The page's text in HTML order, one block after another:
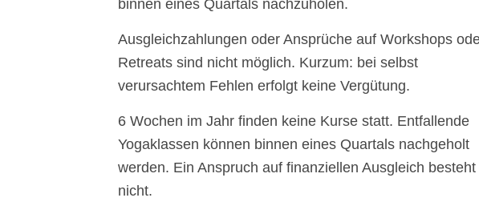
binnen eines Quartals nachzuholen.
Ausgleichzahlungen oder Ansprüche auf Workshops
Retreats sind nicht möglich. Kurzum: bei selbst
verursachtem Fehlen erfolgt keine Vergütung.
6 Wochen im Jahr finden keine Kurse statt. Entfallende
Yogaklassen können binnen eines Quartals nachgeholt
werden. Ein Anspruch auf finanziellen Ausgleich besteht
nicht.